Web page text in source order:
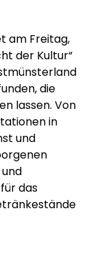
am Freitag,
der Kultur“
die
lassen. Von
in
und
das